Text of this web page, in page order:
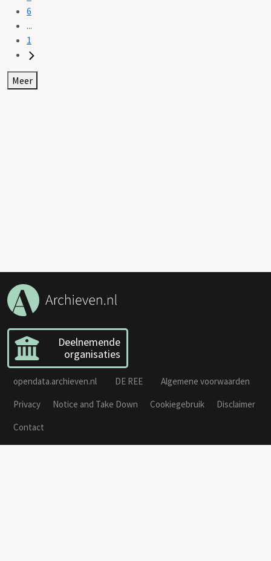
6
...
1
Meer
Deelnemende
organisaties
opendata.archieven.nl DE REE
Algemene voorwaarden
Privacy
Notice and Take Down Cookiegebruik
Disclaimer
Contact